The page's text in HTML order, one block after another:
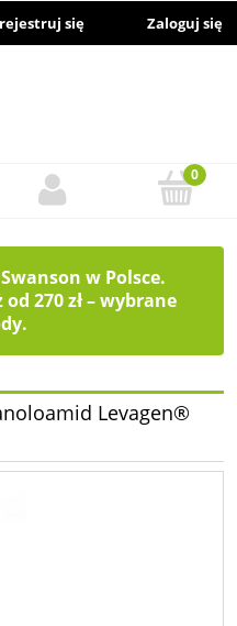
się Zaloguj się
w Polsce.
270 zł – wybrane
Levagen®